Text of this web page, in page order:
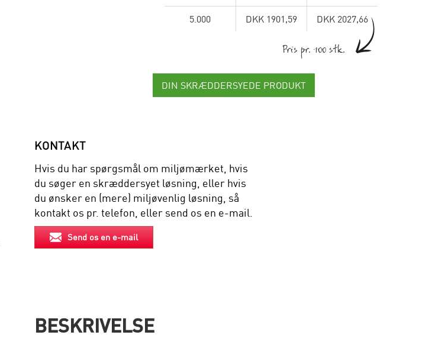
5.000 DKK 1901,59 DKK 2027,66
Pris pr. 100 stk.
DIN SKRÆDDERSYEDE PRODUKT
KONTAKT
Hvis du har spørgsmål om miljømærket, hvis
du søger en skræddersyet løsning, eller hvis
du ønsker en (mere) miljøvenlig løsning, så
kontakt os pr. telefon, eller send os en e-mail.
Send os en e-mail
BESKRIVELSE